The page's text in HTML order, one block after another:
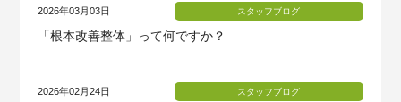
2026年03月03日 スタッフブログ
「根本改善整体」って何ですか？
2026年02月24日 スタッフブログ